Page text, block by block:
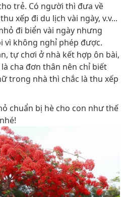
trẻ. Có người thì đưa về
xếp đi du lịch vài ngày, v.v...
đi biển vài ngày nhưng
vì không nghỉ phép được.
tự chơi ở nhà kết hợp ôn bài,
cha đơn thân nên chỉ biết
trong nhà thì chắc là thu xếp
chuẩn bị hè cho con như thế